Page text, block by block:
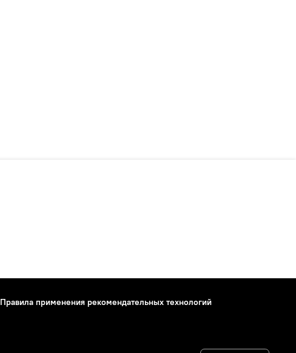
Правила применения рекомендательных технологий